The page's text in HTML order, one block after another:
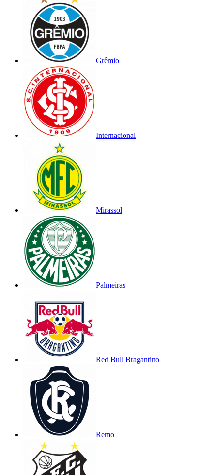
Grêmio
Internacional
Mirassol
Palmeiras
Red Bull Bragantino
Remo